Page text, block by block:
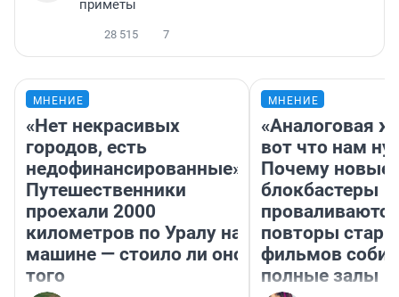
приметы
28 515 7
МНЕНИЕ
«Нет некрасивых
городов, есть
недофинансированные».
Путешественники
проехали 2000
километров по Уралу на
машине — стоило ли оно
того
МНЕНИЕ
«Аналоговая
вот что нам
Почему новые
блокбастеры
повторы
фильмов
полные залы